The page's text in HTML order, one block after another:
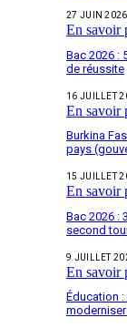
27 JUIN 2026
En savoir
Bac 2026 :
de réussite
16 JUILLET
En savoir
Burkina
pays
15 JUILLET
En savoir
Bac 2026 :
second
9 JUILLET
En savoir
Éducation